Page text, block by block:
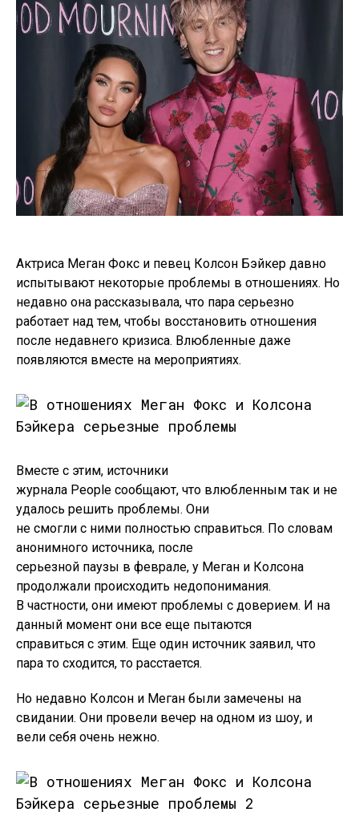
Актриса Меган Фокс и певец Колсон Бэйкер давно
испытывают некоторые проблемы в отношениях. Но
недавно она рассказывала, что пара серьезно
работает над тем, чтобы восстановить отношения
после недавнего кризиса. Влюбленные даже
появляются вместе на мероприятиях.
Вместе с этим, источники
журнала People сообщают, что влюбленным так и не
удалось решить проблемы. Они
не смогли с ними полностью справиться. По словам
анонимного источника, после
серьезной паузы в феврале, у Меган и Колсона
продолжали происходить недопонимания.
В частности, они имеют проблемы с доверием. И на
данный момент они все еще пытаются
справиться с этим. Еще один источник заявил, что
пара то сходится, то расстается.
Но недавно Колсон и Меган были замечены на
свидании. Они провели вечер на одном из шоу, и
вели себя очень нежно.